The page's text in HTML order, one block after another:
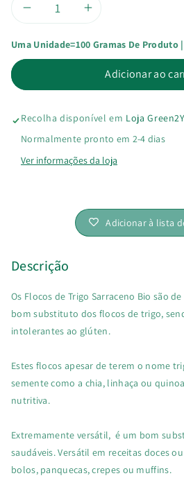
Diminuir
a
quantidade
de
Flocos
de
Sarraceno
Bio
Aumentar
a
quantidade
de
Flocos
de
Sarraceno
Uma Unidade=100 Gramas De Produto
Adicionar ao
Recolha disponível em Loja
Normalmente pronto em 2-4 dias
Ver informações da loja
Adicionar à lista
Descrição
Os Flocos de Trigo Sarraceno Bio são
bom substituto dos flocos de trigo,
intolerantes ao glúten.
Estes flocos apesar de terem o nome
semente como a chia, linhaça ou
nutritiva.
Extremamente versátil, é um bom
saudáveis. Versátil em receitas doces
bolos, panquecas, crepes ou muffins.